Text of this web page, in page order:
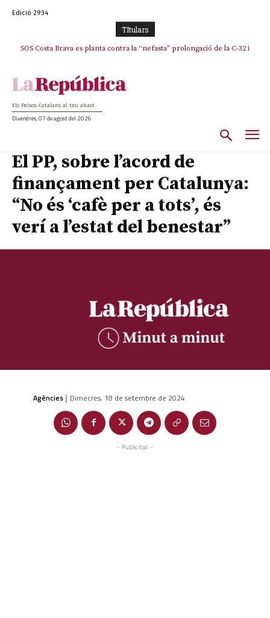
Edició 2934
TItulars
SOS Costa Brava es planta contra la “nefasta” prolongació de la C-32 i
Els Països Catalans al teu abast
Divendres, 07 de agost del 2026
El PP, sobre l’acord de
finançament per Catalunya:
“No és ‘cafè per a tots’, és
verí a l’estat del benestar”
Agències | Dimecres, 18 de setembre de 2024
- Publicitat -